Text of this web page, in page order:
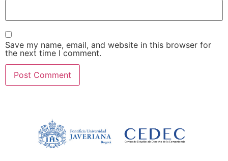
Save my name, email, and website in this browser for
the next time I comment.